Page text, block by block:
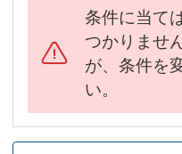
条件に当て
つかりませ
が、条件を
い。